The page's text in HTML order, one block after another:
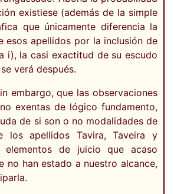
existiese (además de la simple
que únicamente diferencia la
esos apellidos por la inclusión de
i), la casi exactitud de su escudo
verá después.
embargo, que las observaciones
exentas de lógico fundamento,
de si son o no modalidades de
los apellidos Tavira, Taveira y
elementos de juicio que acaso
no han estado a nuestro alcance,